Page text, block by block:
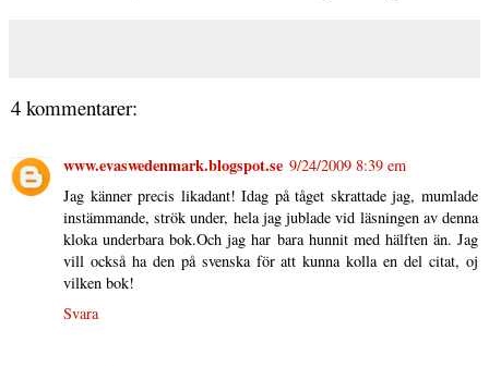
4 kommentarer:
www.evaswedenmark.blogspot.se 9/24/2009 8:39 em
Jag känner precis likadant! Idag på tåget skrattade jag, mumlade
instämmande, strök under, hela jag jublade vid läsningen av denna
kloka underbara bok.Och jag har bara hunnit med hälften än. Jag
vill också ha den på svenska för att kunna kolla en del citat, oj
vilken bok!
Svara